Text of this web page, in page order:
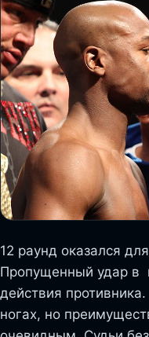
12 раунд оказался
Пропущенный удар в
действия
ногах, но